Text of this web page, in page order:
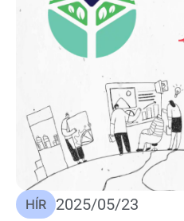
HÍR 2025/05/23